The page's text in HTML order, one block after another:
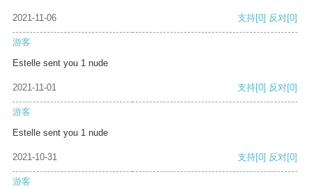
2021-11-06 支持[0] 反对[0]
游客
Estelle sent you 1 nude
2021-11-01 支持[0] 反对[0]
游客
Estelle sent you 1 nude
2021-10-31 支持[0] 反对[0]
游客